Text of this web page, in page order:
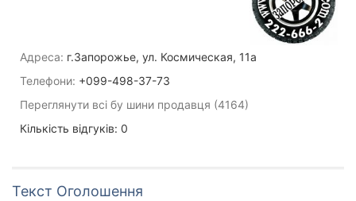
Адреса: г.Запорожье, ул. Космическая, 11а
Телефони: +099-498-37-73
Переглянути всі бу шини продавця (4164)
Кількість відгуків: 0
Текст Оголошення